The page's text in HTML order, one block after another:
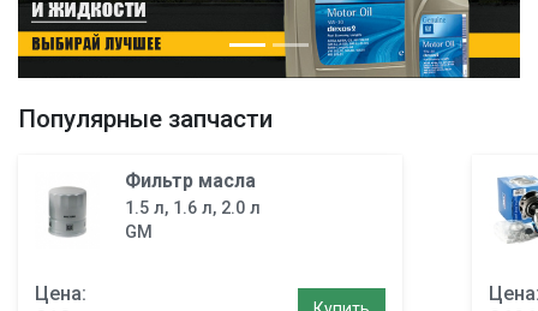
Популярные запчасти
Фильтр маслa
1.5 л, 1.6 л, 2.0 л
GM
Цена: